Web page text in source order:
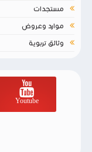
مستجدات
موارد وعروض
وثائق تربوية
Youtube